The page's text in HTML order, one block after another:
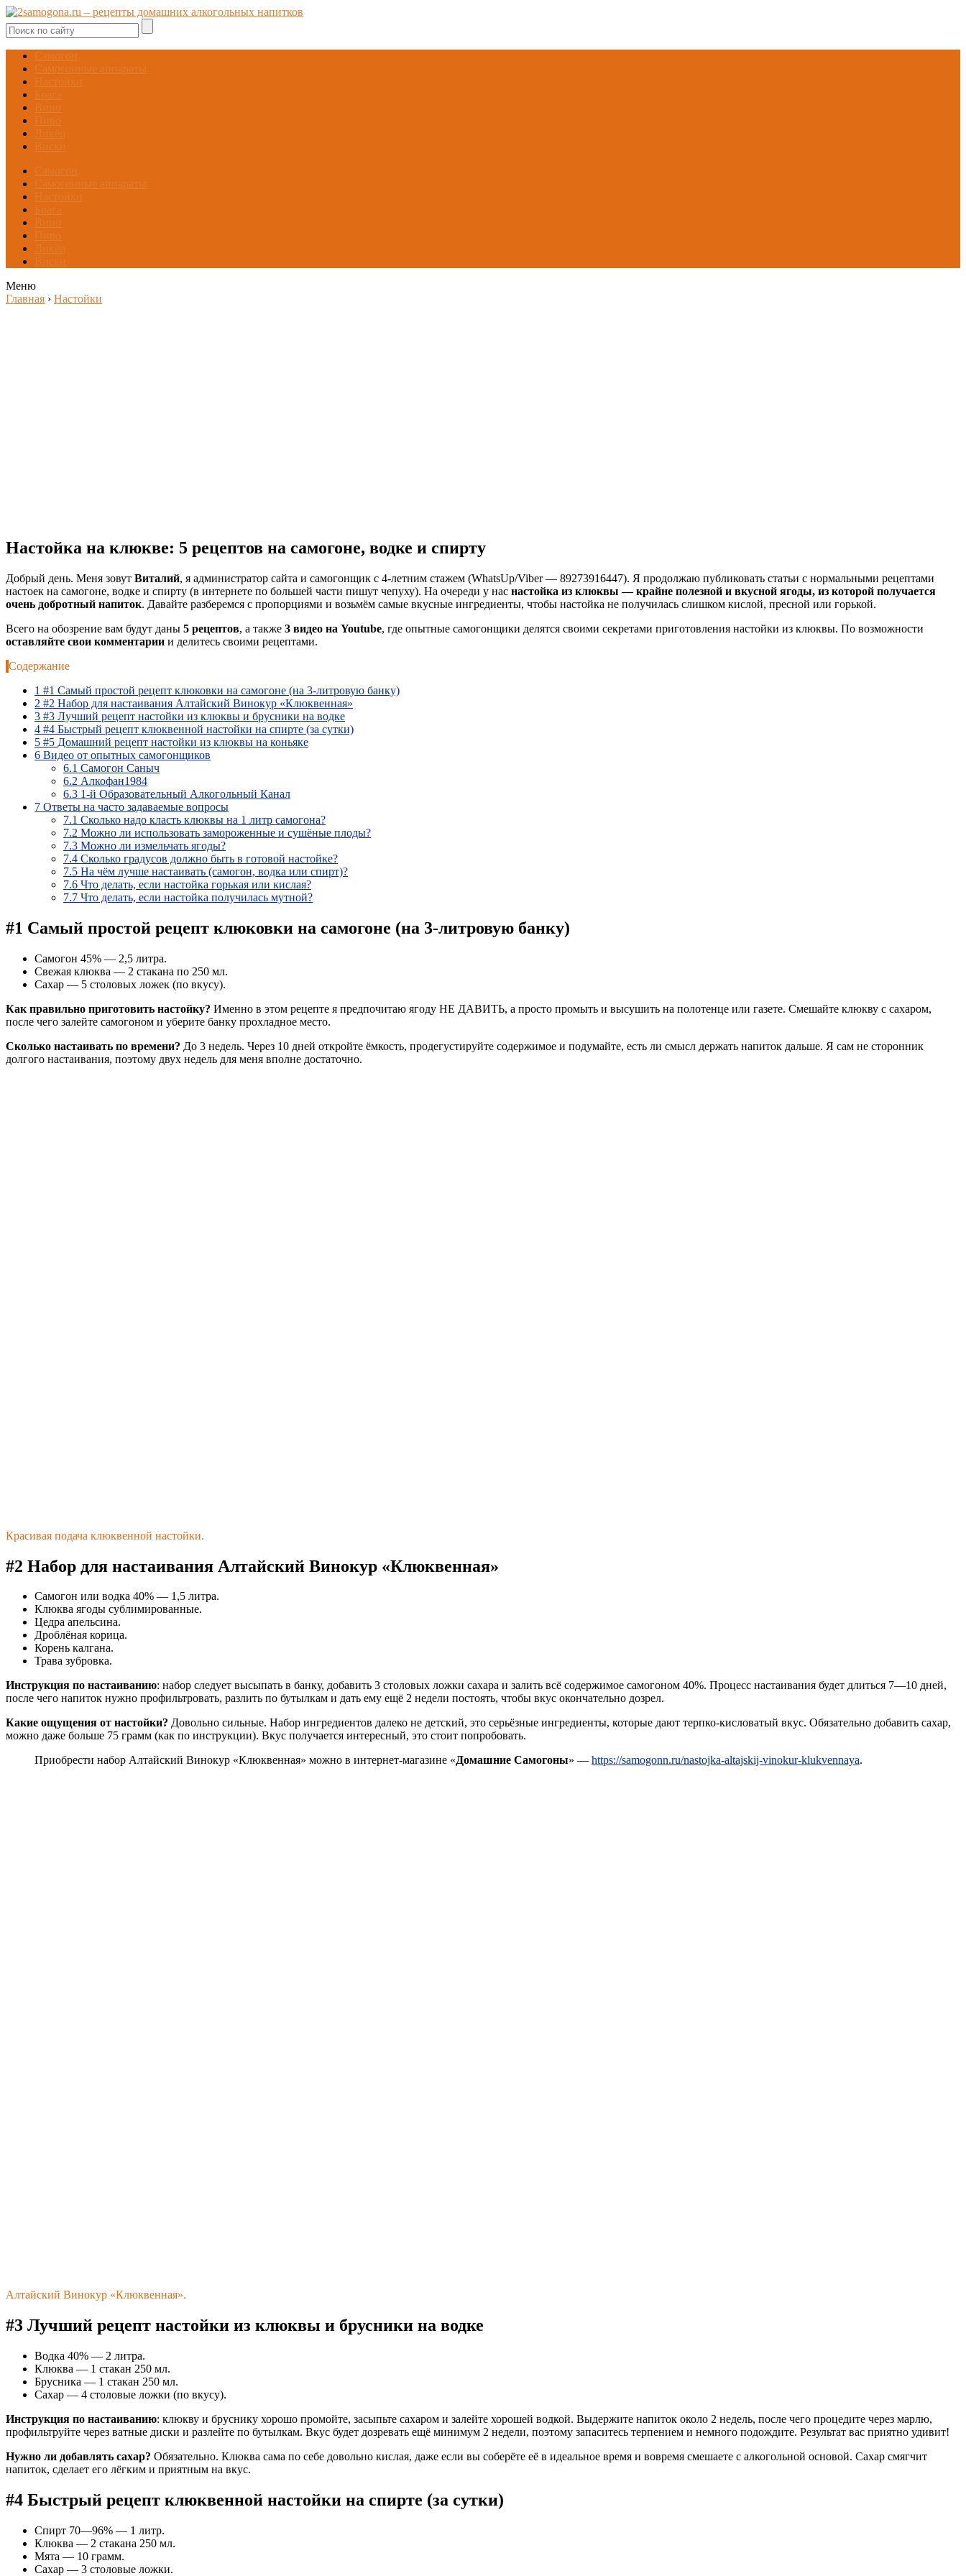
Самогон
Самогонные аппараты
Настойки
Брага
Вино
Пиво
Ликёр
Виски
Самогон
Самогонные аппараты
Настойки
Брага
Вино
Пиво
Ликёр
Виски
Меню
Главная › Настойки
Настойка на клюкве: 5 рецептов на самогоне, водке и спирту
Добрый день. Меня зовут Виталий, я администратор сайта и самогонщик с 4-летним стажем (WhatsUp/Viber — 89273916447). Я продолжаю публиковать статьи с нормальными рецептами
настоек на самогоне, водке и спирту (в интернете по большей части пишут чепуху). На очереди у нас настойка из клюквы — крайне полезной и вкусной ягоды, из которой получается
очень добротный напиток. Давайте разберемся с пропорциями и возьмём самые вкусные ингредиенты, чтобы настойка не получилась слишком кислой, пресной или горькой.
Всего на обозрение вам будут даны 5 рецептов, а также 3 видео на Youtube, где опытные самогонщики делятся своими секретами приготовления настойки из клюквы. По возможности
оставляйте свои комментарии и делитесь своими рецептами.
Содержание
1 #1 Самый простой рецепт клюковки на самогоне (на 3-литровую банку)
2 #2 Набор для настаивания Алтайский Винокур «Клюквенная»
3 #3 Лучший рецепт настойки из клюквы и брусники на водке
4 #4 Быстрый рецепт клюквенной настойки на спирте (за сутки)
5 #5 Домашний рецепт настойки из клюквы на коньяке
6 Видео от опытных самогонщиков
6.1 Самогон Саныч
6.2 Алкофан1984
6.3 1-й Образовательный Алкогольный Канал
7 Ответы на часто задаваемые вопросы
7.1 Сколько надо класть клюквы на 1 литр самогона?
7.2 Можно ли использовать замороженные и сушёные плоды?
7.3 Можно ли измельчать ягоды?
7.4 Сколько градусов должно быть в готовой настойке?
7.5 На чём лучше настаивать (самогон, водка или спирт)?
7.6 Что делать, если настойка горькая или кислая?
7.7 Что делать, если настойка получилась мутной?
#1 Самый простой рецепт клюковки на самогоне (на 3-литровую банку)
Самогон 45% — 2,5 литра.
Свежая клюква — 2 стакана по 250 мл.
Сахар — 5 столовых ложек (по вкусу).
Как правильно приготовить настойку? Именно в этом рецепте я предпочитаю ягоду НЕ ДАВИТЬ, а просто промыть и высушить на полотенце или газете. Смешайте клюкву с сахаром,
после чего залейте самогоном и уберите банку прохладное место.
Сколько настаивать по времени? До 3 недель. Через 10 дней откройте ёмкость, продегустируйте содержимое и подумайте, есть ли смысл держать напиток дальше. Я сам не сторонник
долгого настаивания, поэтому двух недель для меня вполне достаточно.
Красивая подача клюквенной настойки.
#2 Набор для настаивания Алтайский Винокур «Клюквенная»
Самогон или водка 40% — 1,5 литра.
Клюква ягоды сублимированные.
Цедра апельсина.
Дроблёная корица.
Корень калгана.
Трава зубровка.
Инструкция по настаиванию: набор следует высыпать в банку, добавить 3 столовых ложки сахара и залить всё содержимое самогоном 40%. Процесс настаивания будет длиться 7—10 дней,
после чего напиток нужно профильтровать, разлить по бутылкам и дать ему ещё 2 недели постоять, чтобы вкус окончательно дозрел.
Какие ощущения от настойки? Довольно сильные. Набор ингредиентов далеко не детский, это серьёзные ингредиенты, которые дают терпко-кисловатый вкус. Обязательно добавить сахар,
можно даже больше 75 грамм (как по инструкции). Вкус получается интересный, это стоит попробовать.
Приобрести набор Алтайский Винокур «Клюквенная» можно в интернет-магазине «Домашние Самогоны» — https://samogonn.ru/nastojka-altajskij-vinokur-klukvennaya.
Алтайский Винокур «Клюквенная».
#3 Лучший рецепт настойки из клюквы и брусники на водке
Водка 40% — 2 литра.
Клюква — 1 стакан 250 мл.
Брусника — 1 стакан 250 мл.
Сахар — 4 столовые ложки (по вкусу).
Инструкция по настаиванию: клюкву и бруснику хорошо промойте, засыпьте сахаром и залейте хорошей водкой. Выдержите напиток около 2 недель, после чего процедите через марлю,
профильтруйте через ватные диски и разлейте по бутылкам. Вкус будет дозревать ещё минимум 2 недели, поэтому запаситесь терпением и немного подождите. Результат вас приятно удивит!
Нужно ли добавлять сахар? Обязательно. Клюква сама по себе довольно кислая, даже если вы соберёте её в идеальное время и вовремя смешаете с алкогольной основой. Сахар смягчит
напиток, сделает его лёгким и приятным на вкус.
#4 Быстрый рецепт клюквенной настойки на спирте (за сутки)
Спирт 70—96% — 1 литр.
Клюква — 2 стакана 250 мл.
Мята — 10 грамм.
Сахар — 3 столовые ложки.